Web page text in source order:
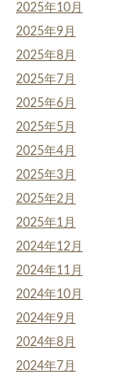
2025年10月
2025年9月
2025年8月
2025年7月
2025年6月
2025年5月
2025年4月
2025年3月
2025年2月
2025年1月
2024年12月
2024年11月
2024年10月
2024年9月
2024年8月
2024年7月